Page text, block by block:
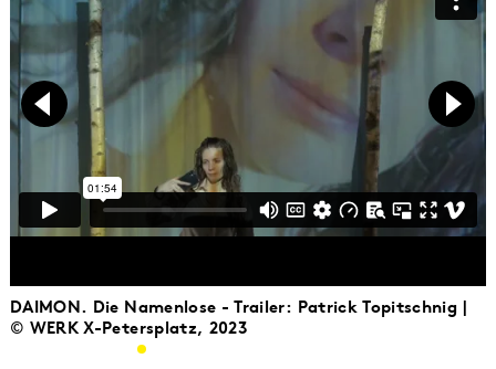
DAIMON. Die Namenlose - Trailer: Patrick Topitschnig |
© WERK X-Petersplatz, 2023